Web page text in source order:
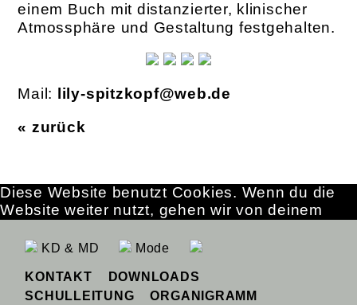
einem Buch mit distanzierter, klinischer
Atmossphäre und Gestaltung festgehalten.
Mail:
lily-spitzkopf@web.de
« zurück
KD & MD Mode
KONTAKT
DOWNLOADS
SCHULLEITUNG
ORGANIGRAMM
Diese Website benutzt Cookies. Wenn du die
Website weiter nutzt, gehen wir von deinem